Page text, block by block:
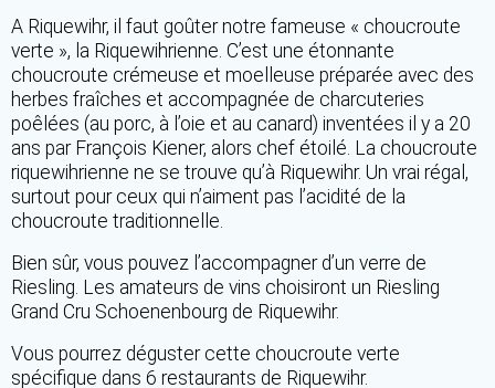
A Riquewihr, il faut goûter notre fameuse « choucroute
verte », la Riquewihrienne. C’est une étonnante
choucroute crémeuse et moelleuse préparée avec des
herbes fraîches et accompagnée de charcuteries
poêlées (au porc, à l’oie et au canard) inventées il y a 20
ans par François Kiener, alors chef étoilé. La choucroute
riquewihrienne ne se trouve qu’à Riquewihr. Un vrai régal,
surtout pour ceux qui n’aiment pas l’acidité de la
choucroute traditionnelle.
Bien sûr, vous pouvez l’accompagner d’un verre de
Riesling. Les amateurs de vins choisiront un Riesling
Grand Cru Schoenenbourg de Riquewihr.
Vous pourrez déguster cette choucroute verte
spécifique dans 6 restaurants de Riquewihr.